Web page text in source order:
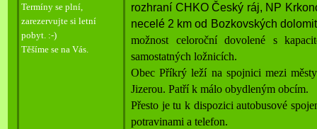
Termíny se plní,
zarezervujte si letní
pobyt. :-)
Těšíme se na Vás.
rozhraní CHKO Český ráj, NP
necelé 2 km od Bozkovských
možnost celoroční dovolené s
samostatných ložnicích.
Obec Příkrý leží na spojnici mezi
Jizerou. Patří k málo obydleným obcím.
Přesto je tu k dispozici autobusové
potravinami a telefon.